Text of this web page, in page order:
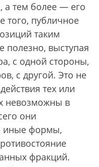
а тем более — его
того, публичное
таким
полезно, выступая
с одной стороны,
с другой. Это не
тех или
невозможны в
они
иные формы,
фракций.